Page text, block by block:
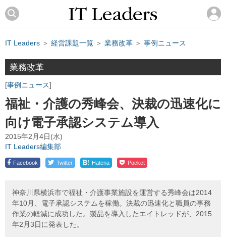
IT Leaders ＞ 経営課題一覧 ＞ 業務改革 ＞ 事例ニュース
業務改革
事例ニュース
福祉・介護の秀峰会、決裁の迅速化に
向け電子承認システム導入
2015年2月4日(水)
IT Leaders編集部
Facebook Twitter ! Hatena Pocket
神奈川県横浜市で福祉・介護事業施設を運営する秀峰会は2014
年10月、電子承認システムを稼働。決裁の迅速化と職員の事務
作業の軽減に成功した。製品を導入したエイトレッドが、2015
年2月3日に発表した。